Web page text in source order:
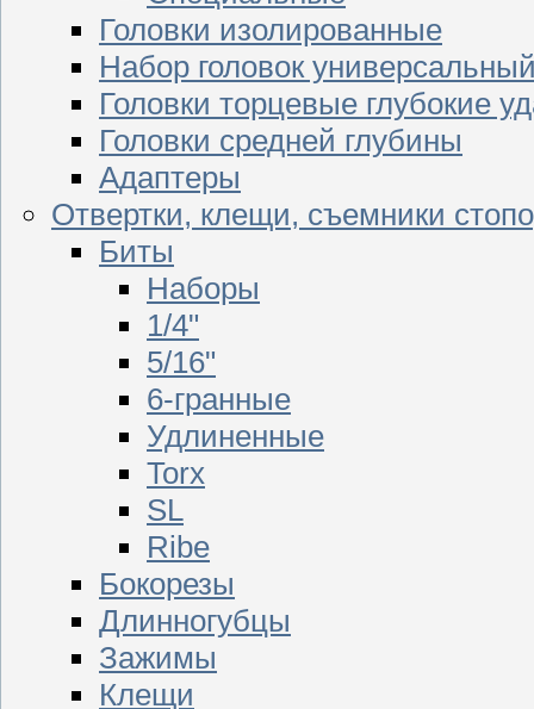
Головки изолированные
Набор головок
Головки торцевые глубокие
Головки средней глубины
Адаптеры
Отвертки, клещи, съемники
Биты
Наборы
1/4"
5/16"
6-гранные
Удлиненные
Torx
SL
Ribe
Бокорезы
Длинногубцы
Зажимы
Клещи